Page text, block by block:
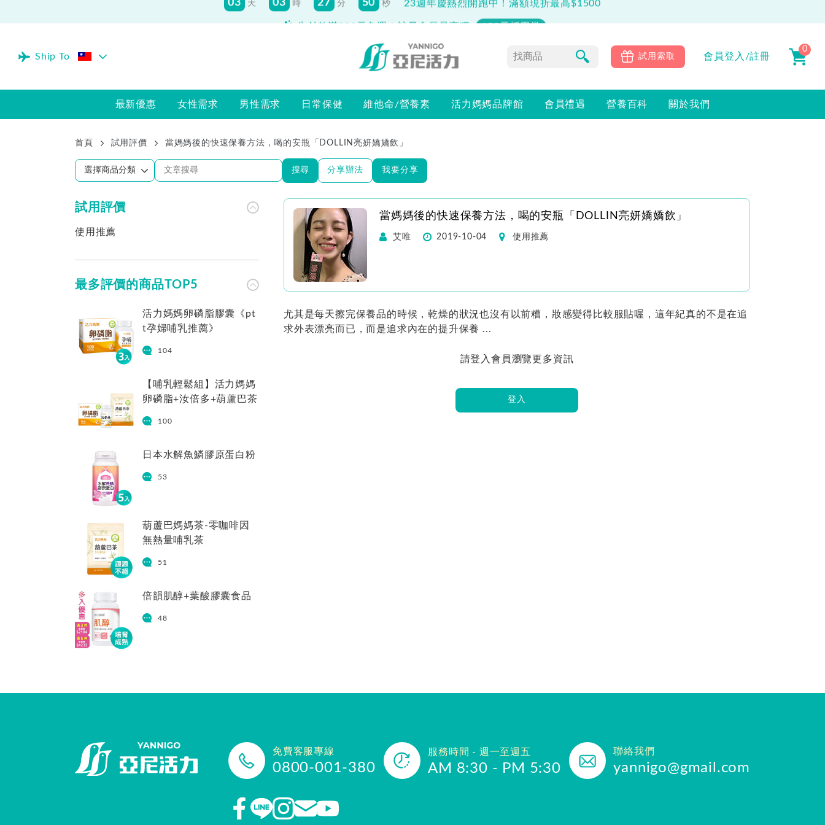
先付款滿800元免運！註冊會員最高獲
Ship To 試用索取 會員登入/註冊
0
最新優惠 女性需求 男性需求 日常保健 維他命/營養素 活力媽媽品牌館 會員禮遇 營養百科 關於我們
首頁 試用評價 當媽媽後的快速保養方法，喝的安瓶「DOLLIN亮妍嬌嬌飲」
搜尋 分享辦法 我要分享
試用評價
使用推薦
最多評價的商品TOP5
活力媽媽卵磷脂膠囊《pt
t孕婦哺乳推薦》
104
【哺乳輕鬆組】活力媽媽
卵磷脂+汝倍多+葫蘆巴茶
100
日本水解魚鱗膠原蛋白粉
53
葫蘆巴媽媽茶-零咖啡因
無熱量哺乳茶
51
倍韻肌醇+葉酸膠囊食品
48
當媽媽後的快速保養方法，喝的安瓶「DOLLIN亮妍嬌嬌飲」
艾唯 2019-10-04 使用推薦
尤其是每天擦完保養品的時候，乾燥的狀況也沒有以前糟，妝感變得比較服貼喔，這年紀真的不是在追
求外表漂亮而已，而是追求內在的提升保養 ...
請登入會員瀏覽更多資訊
登入
免費客服專線
0800-001-380
服務時間 - 週一至週五
AM 8:30 - PM 5:30
聯絡我們
yannigo@gmail.com